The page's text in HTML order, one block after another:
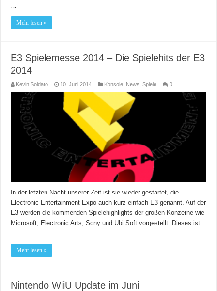
…
Mehr lesen »
E3 Spielemesse 2014 – Die Spielehits der E3
2014
Kevin Soldato 10. Juni 2014 Konsole News ,Spiele 0
In der letzten Nacht unserer Zeit ist sie wieder gestartet, die
Electronic Entertainment Expo auch kurz einfach E3 genannt. Auf der
E3 werden die kommenden Spielehighlights der großen Konzerne wie
Microsoft, Electronic Arts, Sony und Ubi Soft vorgestellt. Dieses ist
Mehr lesen »
Nintendo WiiU Update im Juni